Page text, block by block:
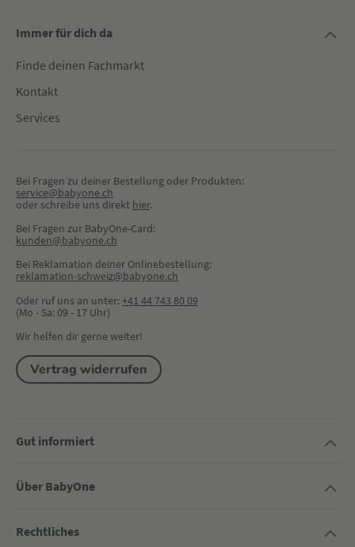
Immer für dich da
Finde deinen Fachmarkt
Kontakt
Services
Bei Fragen zu deiner Bestellung oder Produkten:
service@babyone.ch
oder schreibe uns direkt hier.
Bei Fragen zur BabyOne-Card:
kunden@babyone.ch
Bei Reklamation deiner Onlinebestellung:
reklamation-schweiz@babyone.ch
Oder ruf uns an unter:+41 44 743 80 09
(Mo - Sa: 09 - 17 Uhr)
Wir helfen dir gerne weiter!
Vertrag widerrufen
Gut informiert
Über BabyOne
Rechtliches